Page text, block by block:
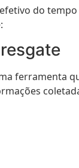
do
ferramenta